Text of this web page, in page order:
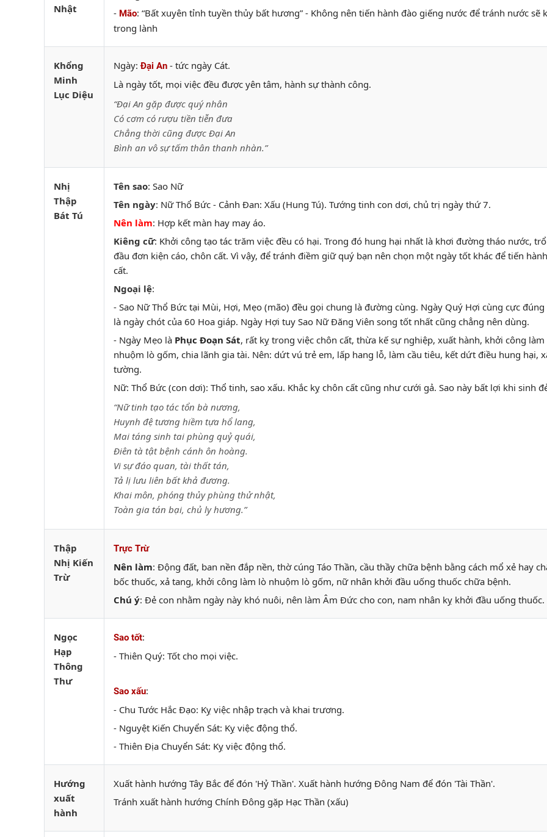
Nhật
- Mão: “Bất xuyên tỉnh tuyền thủy bất hương” - Không nên tiến hành đào giếng nước để tránh nước sẽ
trong lành
Khổng
Minh
Lục Diệu
Ngày:Đại An - tức ngày Cát.
Là ngày tốt, mọi việc đều được yên tâm, hành sự thành công.
“Đại An gặp được quý nhân
Có cơm có rượu tiền tiễn đưa
Chẳng thời cũng được Đại An
Bình an vô sự tấm thân thanh nhàn.”
Nhị
Thập
Bát Tú
Tên sao: Sao Nữ
Tên ngày: Nữ Thổ Bức - Cảnh Đan: Xấu (Hung Tú). Tướng tinh con dơi, chủ trị ngày thứ 7.
Nên làm: Hợp kết màn hay may áo.
Kiêng cữ: Khởi công tạo tác trăm việc đều có hại. Trong đó hung hại nhất là khơi đường tháo nước,
đầu đơn kiện cáo, chôn cất. Vì vậy, để tránh điềm giữ quý bạn nên chọn một ngày tốt khác để tiến
cất.
Ngoại lệ:
- Sao Nữ Thổ Bức tại Mùi, Hợi, Mẹo (mão) đều gọi chung là đường cùng. Ngày Quý Hợi cùng cực
là ngày chót của 60 Hoa giáp. Ngày Hợi tuy Sao Nữ Đăng Viên song tốt nhất cũng chẳng nên dùng.
- Ngày Mẹo là Phục Đoạn Sát, rất kỵ trong việc chôn cất, thừa kế sự nghiệp, xuất hành, khởi công làm
nhuộm lò gốm, chia lãnh gia tài. Nên: dứt vú trẻ em, lấp hang lỗ, làm cầu tiêu, kết dứt điều hung hại,
tường.
Nữ: Thổ Bức (con dơi): Thổ tinh, sao xấu. Khắc kỵ chôn cất cũng như cưới gả. Sao này bất lợi khi sinh
“Nữ tinh tạo tác tổn bà nương,
Huynh đệ tương hiềm tựa hổ lang,
Mai táng sinh tai phùng quỷ quái,
Điên tà tật bệnh cánh ôn hoàng.
Vi sự đáo quan, tài thất tán,
Tả lị lưu liên bất khả đương.
Khai môn, phóng thủy phùng thử nhật,
Toàn gia tán bại, chủ ly hương.”
Thập
Nhị Kiến
Trừ
Trực Trừ
Nên làm: Động đất, ban nền đắp nền, thờ cúng Táo Thần, cầu thầy chữa bệnh bằng cách mổ xẻ hay
bốc thuốc, xả tang, khởi công làm lò nhuộm lò gốm, nữ nhân khởi đầu uống thuốc chữa bệnh.
Chú ý: Đẻ con nhằm ngày này khó nuôi, nên làm Âm Đức cho con, nam nhân kỵ khởi đầu uống thuốc.
Ngọc
Hạp
Thông
Thư
Sao tốt:
- Thiên Quý: Tốt cho mọi việc.
Sao xấu:
- Chu Tước Hắc Đạo: Kỵ việc nhập trạch và khai trương.
- Nguyệt Kiến Chuyển Sát: Kỵ việc động thổ.
- Thiên Địa Chuyển Sát: Kỵ việc động thổ.
Hướng
xuất
hành
Xuất hành hướng Tây Bắc để đón 'Hỷ Thần'. Xuất hành hướng Đông Nam để đón 'Tài Thần'.
Tránh xuất hành hướng Chính Đông gặp Hạc Thần (xấu)